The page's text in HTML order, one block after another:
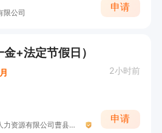
限公司
申请
+法定节假日）
2小时前
菏泽市牡丹区才聚人力资源有限公司曹县分公司
申请